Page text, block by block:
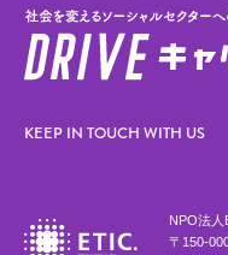
KEEP IN TOUCH WITH US
NPO法人
〒150-